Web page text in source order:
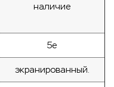
наличие
5е
экранированный.